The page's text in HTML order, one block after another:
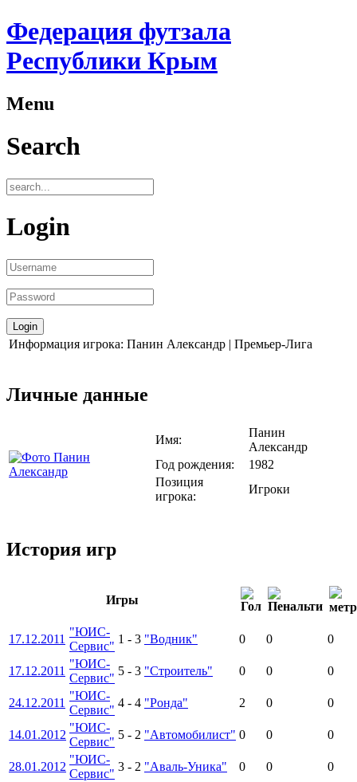
Федерация футзала
Республики Крым
Menu
Search
Login
Информация игрока: Панин Александр | Премьер-Лига
Личные данные
Имя:
Панин
Александр
Год рождения:
1982
Позиция
игрока:
Игроки
История игр
Игры
17.12.2011
"ЮИС-
Сервис"
1 - 3 "Водник" 0 0 0
17.12.2011
"ЮИС-
Сервис"
5 - 3 "Строитель" 0 0 0
24.12.2011
"ЮИС-
Сервис"
4 - 4 "Ронда" 2 0 0
14.01.2012
"ЮИС-
Сервис"
5 - 2 "Автомобилист" 0 0 0
28.01.2012
"ЮИС-
Сервис"
3 - 2 "Аваль-Уника" 0 0 0